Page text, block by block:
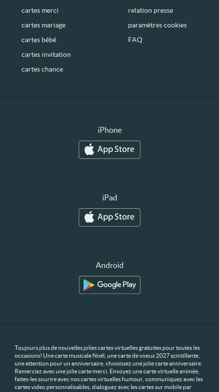
cartes merci
cartes mariage
cartes bébé
cartes invitation
cartes chance
relation presse
paramètres cookies
FAQ
iPhone
iPad
Android
Toujours plus de nouvelles jolies cartes virtuelles gratuites pour toutes les
occasions! Une carte musicale Noël, une carte de voeux 2027 scintillante,
une attention pour un anniversaire, choisissez une jolie carte anniversaire.
Remerciez avec une jolie carte merci. Envoyez une carte virtuelle animée,
faites-les sourire avec nos cartes virtuelles humour, communiquez avec les
cartes video personnalisables, dialoguez avec les cartes sur mobile par